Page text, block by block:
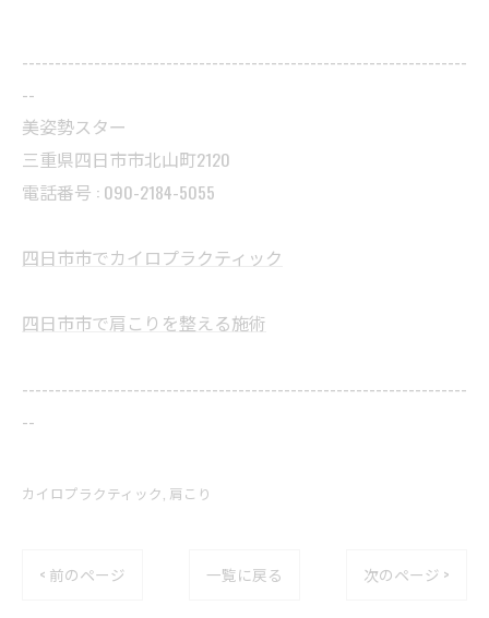
--------------------------------------------------------------------
--
美姿勢スター
三重県四日市市北山町2120
電話番号 : 090-2184-5055
四日市市でカイロプラクティック
四日市市で肩こりを整える施術
--------------------------------------------------------------------
--
カイロプラクティック 肩こり
< 前のページ 一覧に戻る 次のページ >